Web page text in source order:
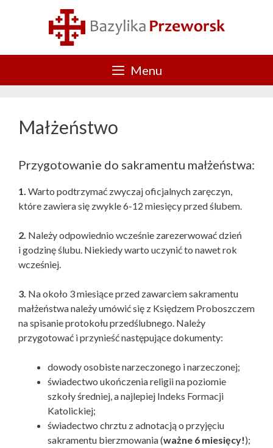
Menu
Małżeństwo
Przygotowanie do sakramentu małżeństwa:
1. Warto podtrzymać zwyczaj oficjalnych zaręczyn,
które zawiera się zwykle 6-12 miesięcy przed ślubem.
2. Należy odpowiednio wcześnie zarezerwować dzień
i godzinę ślubu. Niekiedy warto uczynić to nawet rok
wcześniej.
3. Na około 3 miesiące przed zawarciem sakramentu
małżeństwa należy umówić się z Księdzem Proboszczem
na spisanie protokołu przedślubnego. Należy
przygotować i przynieść następujące dokumenty:
dowody osobiste narzeczonego i narzeczonej;
świadectwo ukończenia religii na poziomie
szkoły średniej, a najlepiej Indeks Formacji
Katolickiej;
świadectwo chrztu z adnotacją o przyjęciu
sakramentu bierzmowania (ważne 6 miesięcy!);